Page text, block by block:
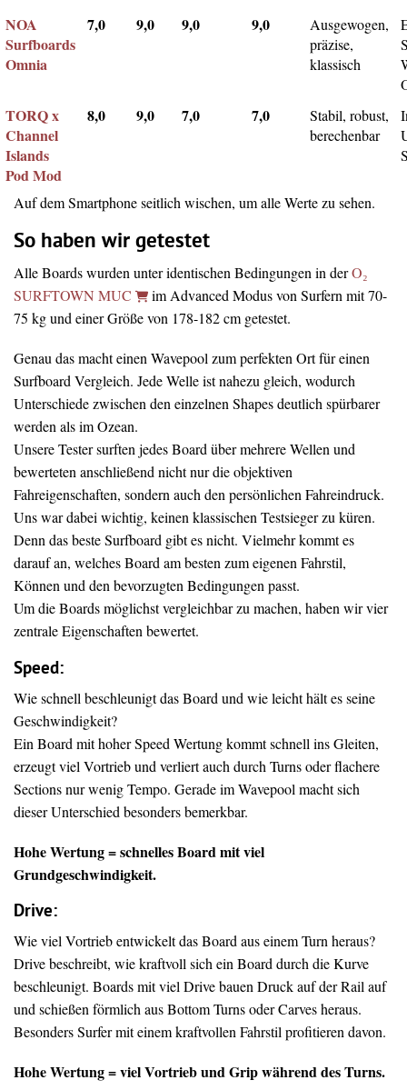
NOA
Surfboards
Omnia
7,0 9,0 9,0 9,0
Ausgewogen,
präzise,
klassisch
TORQ x
Channel
Islands
Pod Mod
8,0 9,0 7,0 7,0
Stabil, robust,
berechenbar
Auf dem Smartphone seitlich wischen, um alle Werte zu sehen.
So haben wir getestet
Alle Boards wurden unter identischen Bedingungen in derO₂
SURFTOWN MUC
im Advanced Modus von Surfern mit 70-
75 kg und einer Größe von 178-182 cm getestet.
Genau das macht einen Wavepool zum perfekten Ort für einen
Surfboard Vergleich. Jede Welle ist nahezu gleich, wodurch
Unterschiede zwischen den einzelnen Shapes deutlich spürbarer
werden als im Ozean.
Unsere Tester surften jedes Board über mehrere Wellen und
bewerteten anschließend nicht nur die objektiven
Fahreigenschaften, sondern auch den persönlichen Fahreindruck.
Uns war dabei wichtig, keinen klassischen Testsieger zu küren.
Denn das beste Surfboard gibt es nicht. Vielmehr kommt es
darauf an, welches Board am besten zum eigenen Fahrstil,
Können und den bevorzugten Bedingungen passt.
Um die Boards möglichst vergleichbar zu machen, haben wir vier
zentrale Eigenschaften bewertet.
Speed:
Wie schnell beschleunigt das Board und wie leicht hält es seine
Geschwindigkeit?
Ein Board mit hoher Speed Wertung kommt schnell ins Gleiten,
erzeugt viel Vortrieb und verliert auch durch Turns oder flachere
Sections nur wenig Tempo. Gerade im Wavepool macht sich
dieser Unterschied besonders bemerkbar.
Hohe Wertung = schnelles Board mit viel
Grundgeschwindigkeit.
Drive:
Wie viel Vortrieb entwickelt das Board aus einem Turn heraus?
Drive beschreibt, wie kraftvoll sich ein Board durch die Kurve
beschleunigt. Boards mit viel Drive bauen Druck auf der Rail auf
und schießen förmlich aus Bottom Turns oder Carves heraus.
Besonders Surfer mit einem kraftvollen Fahrstil profitieren davon.
Hohe Wertung = viel Vortrieb und Grip während des Turns.